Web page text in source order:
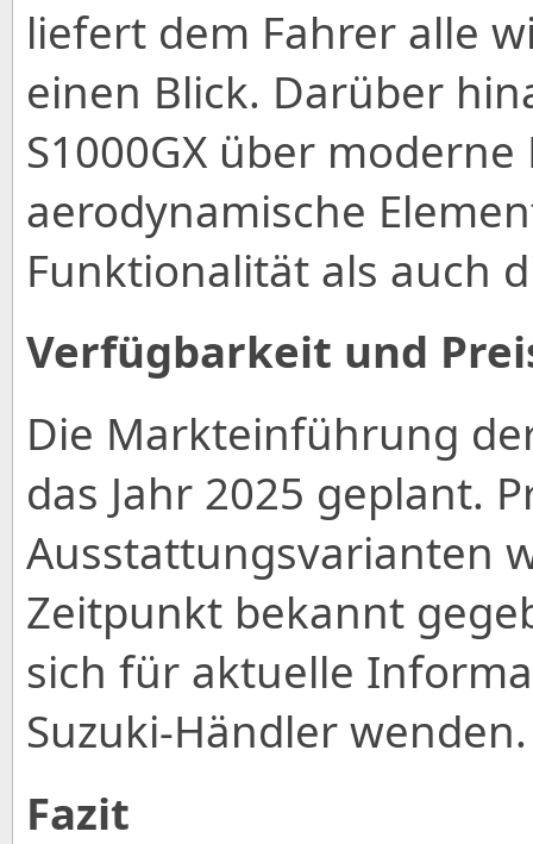
liefert dem Fahrer alle
einen Blick. Darüber
S1000GX über
aerodynamische
Funktionalität als auch
Verfügbarkeit und
Die Markteinführung
das Jahr 2025 geplant.
Ausstattungsvarianten
Zeitpunkt bekannt
sich für aktuelle
Suzuki-Händler wenden.
Fazit